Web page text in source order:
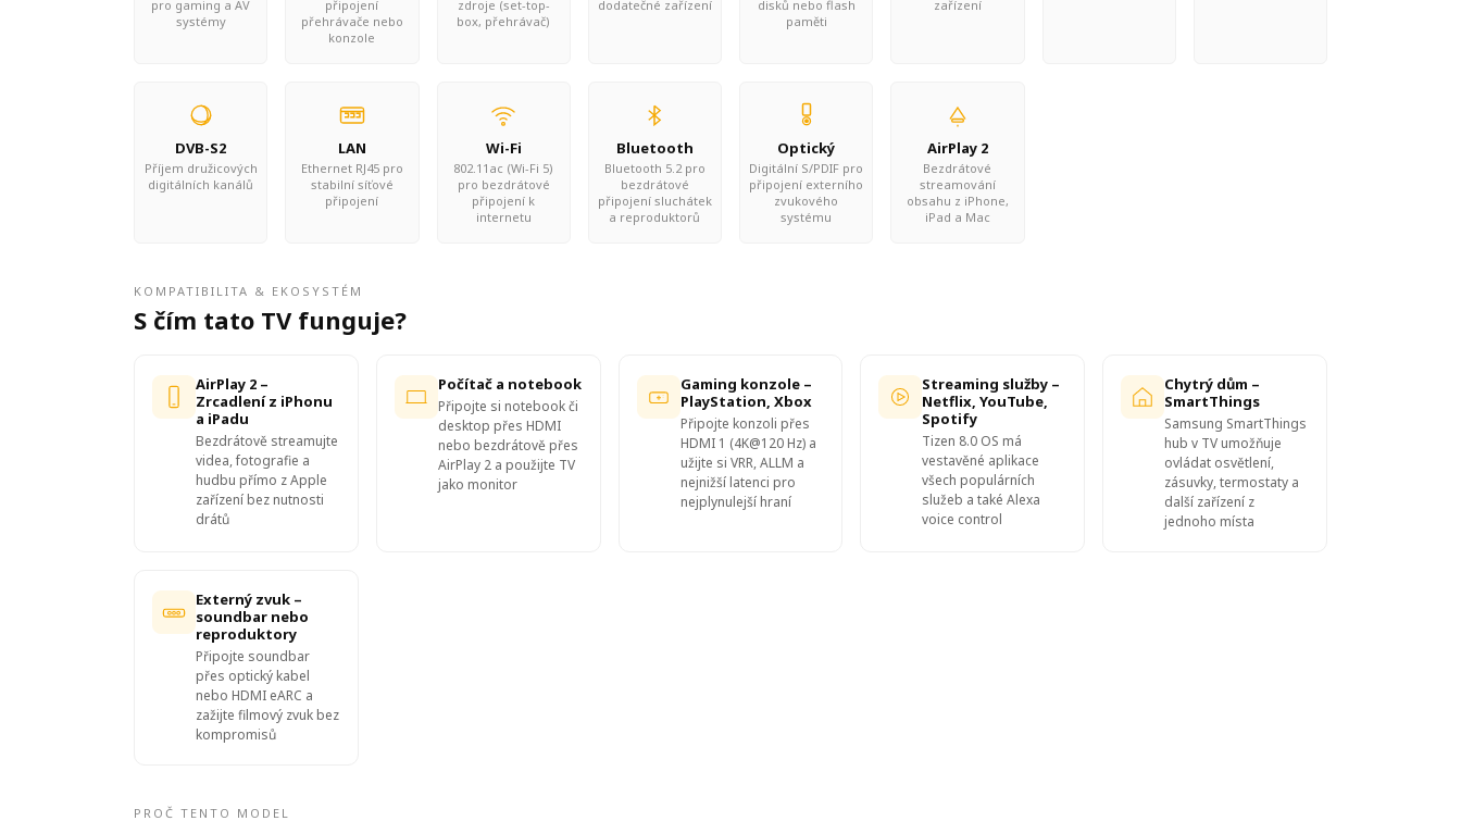
pro gaming a AV
systémy
připojení
přehrávače nebo
konzole
zdroje (set-top-
box, přehrávač)
dodatečné zařízení
disků nebo flash
paměti
zařízení
DVB-S2
Příjem družicových
digitálních kanálů
LAN
Ethernet RJ45 pro
stabilní síťové
připojení
Wi-Fi
802.11ac (Wi-Fi 5)
pro bezdrátové
připojení k
internetu
Bluetooth
Bluetooth 5.2 pro
bezdrátové
připojení sluchátek
a reproduktorů
Optický
Digitální S/PDIF pro
připojení externího
zvukového
systému
AirPlay 2
Bezdrátové
streamování
obsahu z iPhone,
iPad a Mac
KOMPATIBILITA & EKOSYSTÉM
S čím tato TV funguje?
AirPlay 2 –
Zrcadlení z iPhonu
a iPadu
Bezdrátově streamujte
videa, fotografie a
hudbu přímo z Apple
zařízení bez nutnosti
drátů
Počítač a notebook
Připojte si notebook či
desktop přes HDMI
nebo bezdrátově přes
AirPlay 2 a použijte TV
jako monitor
Gaming konzole –
PlayStation, Xbox
Připojte konzoli přes
HDMI 1 (4K@120 Hz) a
užijte si VRR, ALLM a
nejnižší latenci pro
nejplynulejší hraní
Streaming služby –
Netflix, YouTube,
Spotify
Tizen 8.0 OS má
vestavěné aplikace
všech populárních
služeb a také Alexa
voice control
Chytrý dům –
SmartThings
Samsung SmartThings
hub v TV umožňuje
ovládat osvětlení,
zásuvky, termostaty a
další zařízení z
jednoho místa
Externý zvuk –
soundbar nebo
reproduktory
Připojte soundbar
přes optický kabel
nebo HDMI eARC a
zažijte filmový zvuk bez
kompromisů
PROČ TENTO MODEL